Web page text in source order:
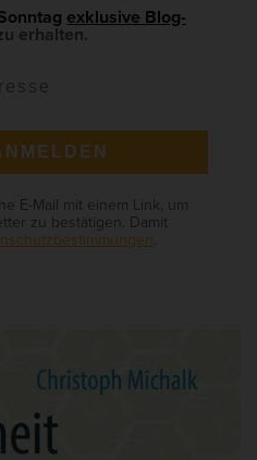
exklusive Blog-
erhalten.
E-Mail mit einem Link, um
zu bestätigen. Damit